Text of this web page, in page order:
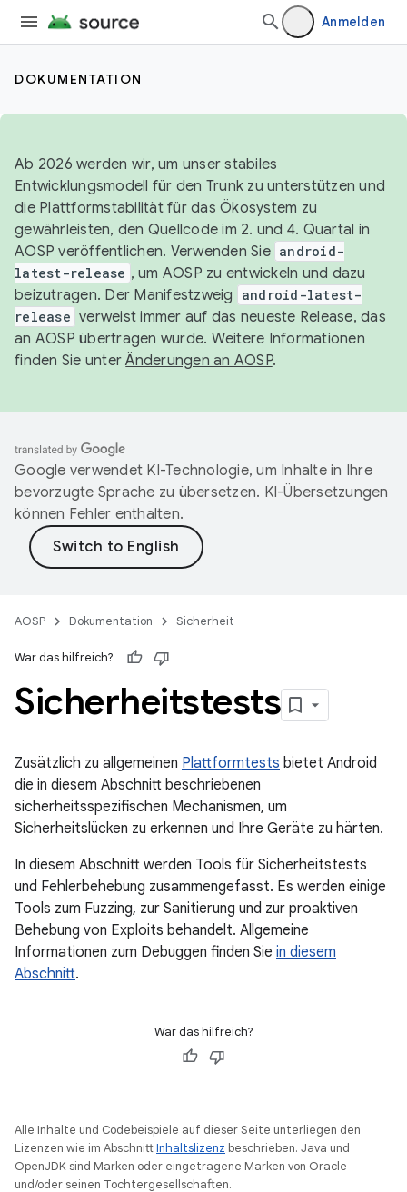
Anmelden
DOKUMENTATION
Ab 2026 werden wir, um unser stabiles
Entwicklungsmodell für den Trunk zu unterstützen und
die Plattformstabilität für das Ökosystem zu
gewährleisten, den Quellcode im 2. und 4. Quartal in
AOSP veröffentlichen. Verwenden Sie android-
latest-release , um AOSP zu entwickeln und dazu
beizutragen. Der Manifestzweig
android-latest-
release verweist immer auf das neueste Release, das
an AOSP übertragen wurde. Weitere Informationen
finden Sie unterÄnderungen an AOSP.
Google verwendet KI-Technologie, um Inhalte in Ihre
bevorzugte Sprache zu übersetzen. KI-Übersetzungen
können Fehler enthalten.
AOSP Dokumentation Sicherheit
War das hilfreich?
Sicherheitstests
Zusätzlich zu allgemeinen Plattformtests bietet Android
die in diesem Abschnitt beschriebenen
sicherheitsspezifischen Mechanismen, um
Sicherheitslücken zu erkennen und Ihre Geräte zu härten.
In diesem Abschnitt werden Tools für Sicherheitstests
und Fehlerbehebung zusammengefasst. Es werden einige
Tools zum Fuzzing, zur Sanitierung und zur proaktiven
Behebung von Exploits behandelt. Allgemeine
Informationen zum Debuggen finden Sie in diesem
Abschnitt.
War das hilfreich?
Alle Inhalte und Codebeispiele auf dieser Seite unterliegen den
Lizenzen wie im AbschnittInhaltslizenz beschrieben. Java und
OpenJDK sind Marken oder eingetragene Marken von Oracle
und/oder seinen Tochtergesellschaften.